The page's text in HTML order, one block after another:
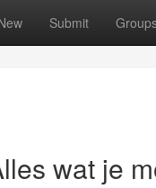
Submit
wat je